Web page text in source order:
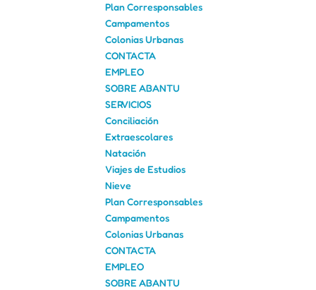
Plan Corresponsables
Campamentos
Colonias Urbanas
CONTACTA
EMPLEO
SOBRE ABANTU
SERVICIOS
Conciliación
Extraescolares
Natación
Viajes de Estudios
Nieve
Plan Corresponsables
Campamentos
Colonias Urbanas
CONTACTA
EMPLEO
SOBRE ABANTU